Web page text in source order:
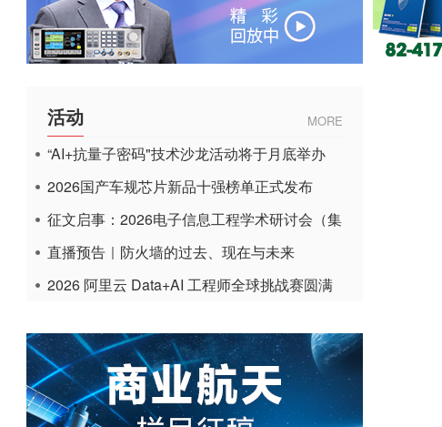
活动 MORE
“AI+抗量子密码"技术沙龙活动将于月底举办
2026国产车规芯片新品十强榜单正式发布
征文启事：2026电子信息工程学术研讨会（集
成电路应用杂志）
直播预告｜防火墙的过去、现在与未来
2026 阿里云 Data+AI 工程师全球挑战赛圆满